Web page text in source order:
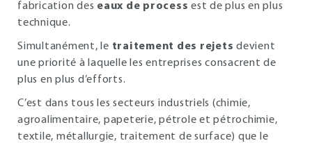
fabrication des eaux de process est de plus en plus
technique.
Simultanément, le traitement des rejets devient
une priorité à laquelle les entreprises consacrent de
plus en plus d’efforts.
C’est dans tous les secteurs industriels (chimie,
agroalimentaire, papeterie, pétrole et pétrochimie,
textile, métallurgie, traitement de surface) que le